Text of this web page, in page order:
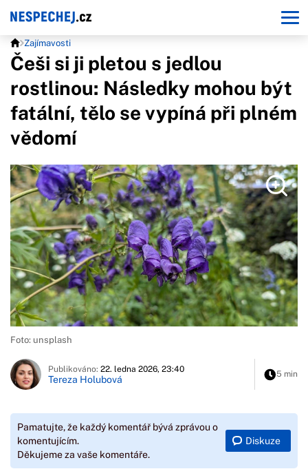
Zajímavosti
Češi si ji pletou s jedlou
rostlinou: Následky mohou být
fatální, tělo se vypíná při plném
vědomí
Foto: unsplash
Publikováno: 22. ledna 2026, 23:40
Tereza Holubová 5 min
Pamatujte, že každý komentář bývá zprávou o
komentujícím.
Děkujeme za vaše komentáře.
Diskuze